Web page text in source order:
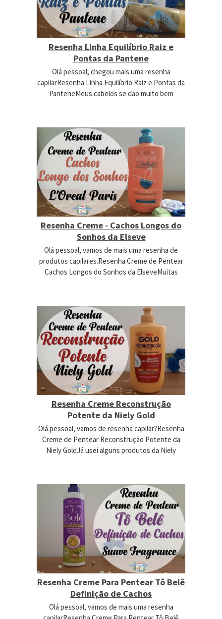
Resenha Linha Equilíbrio Raiz e
Pontas da Pantene
Olá pessoal, chegou mais uma resenha
capilarResenha Linha Equilíbrio Raiz e Pontas da
PanteneMeus cabelos se dão muito bem
Resenha Creme - Cachos Longos do
Sonhos da Elseve
Olá pessoal, vamos de mais uma resenha de
produtos capilares.Resenha Creme de Pentear
Cachos Longos do Sonhos da ElseveMuitas
Resenha Creme Reconstrução
Potente da Niely Gold
Olá pessoal, vamos de resenha capilar?Resenha
Creme de Pentear Reconstrução Potente da
Niely GoldJá usei alguns produtos da Niely
Resenha Creme Para Pentear Tô Belê
Definição de Cachos
Olá pessoal, vamos de mais uma resenha